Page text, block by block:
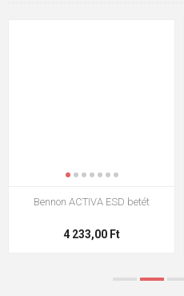
Bennon ACTIVA ESD betét
4 233,00 Ft